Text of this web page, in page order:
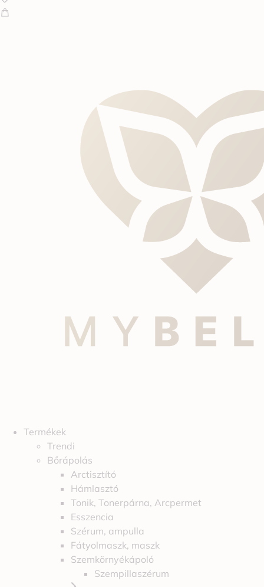
Termékek
Trendi
Bőrápolás
Arctisztító
Hámlasztó
Tonik, Tonerpárna, Arcpermet
Esszencia
Szérum, ampulla
Fátyolmaszk, maszk
Szemkörnyékápoló
Szempillaszérum